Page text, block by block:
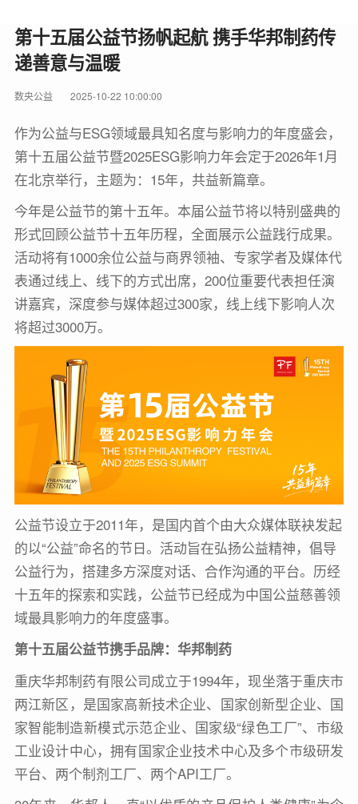
第十五届公益节扬帆起航 携手华邦制药传
递善意与温暖
数央公益 2025-10-22 10:00:00
作为公益与ESG领域最具知名度与影响力的年度盛会，
第十五届公益节暨2025ESG影响力年会定于2026年1月
在北京举行，主题为：15年，共益新篇章。
今年是公益节的第十五年。本届公益节将以特别盛典的
形式回顾公益节十五年历程，全面展示公益践行成果。
活动将有1000余位公益与商界领袖、专家学者及媒体代
表通过线上、线下的方式出席，200位重要代表担任演
讲嘉宾，深度参与媒体超过300家，线上线下影响人次
将超过3000万。
公益节设立于2011年，是国内首个由大众媒体联袂发起
的以“公益”命名的节日。活动旨在弘扬公益精神，倡导
公益行为，搭建多方深度对话、合作沟通的平台。历经
十五年的探索和实践，公益节已经成为中国公益慈善领
域最具影响力的年度盛事。
第十五届公益节携手品牌： 华邦制药
重庆华邦制药有限公司成立于1994年，现坐落于重庆市
两江新区，是国家高新技术企业、国家创新型企业、国
家智能制造新模式示范企业、国家级“绿色工厂”、市级
工业设计中心，拥有国家企业技术中心及多个市级研发
平台、两个制剂工厂、两个API工厂。